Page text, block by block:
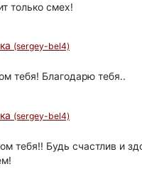
только смех!
(sergey-bel4)
тебя! Благодарю тебя..
(sergey-bel4)
тебя!! Будь счастлив и